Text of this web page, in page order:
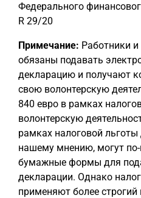
Федерального
R 29/20
Примечание: Работники
обязаны подавать
декларацию и получают
свою волонтерскую
840 евро в рамках
волонтерскую
рамках налоговой льготы
нашему мнению, могут
бумажные формы для
декларации. Однако
применяют более строгий